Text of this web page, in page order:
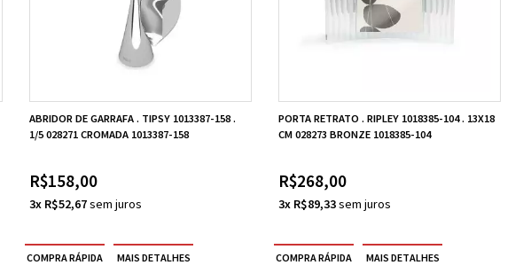
ABRIDOR DE GARRAFA . TIPSY 1013387-158 .
1/5 028271 CROMADA 1013387-158
R$158,00
3x R$52,67
PORTA RETRATO . RIPLEY 1018385-104 . 13X18
CM 028273 BRONZE 1018385-104
R$268,00
3x R$89,33